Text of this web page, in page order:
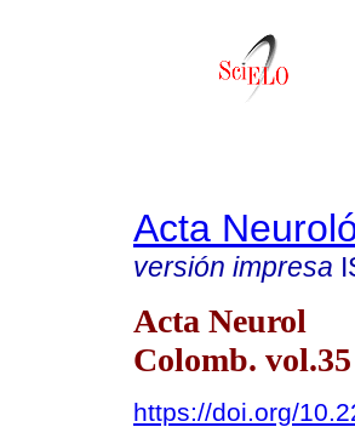
Acta
versión impresa
Acta Neurol
Colomb.
https://doi.org/